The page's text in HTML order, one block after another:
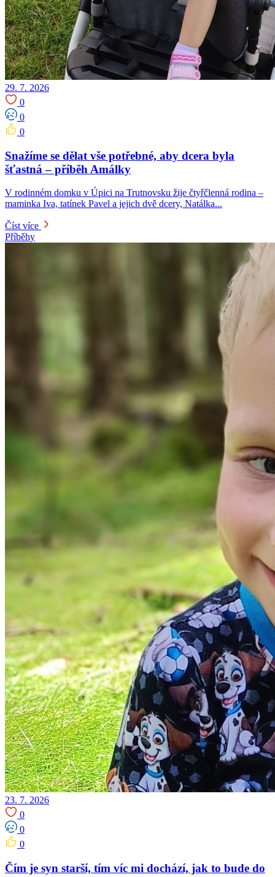
29. 7. 2026
0
0
0
Snažíme se dělat vše potřebné, aby dcera byla
šťastná – příběh Amálky
V rodinném domku v Úpici na Trutnovsku žije čtyřčlenná rodina –
maminka Iva, tatínek Pavel a jejich dvě dcery, Natálka...
Číst více
Příběhy
23. 7. 2026
0
0
0
Čím je syn starší, tím víc mi dochází, jak to bude do